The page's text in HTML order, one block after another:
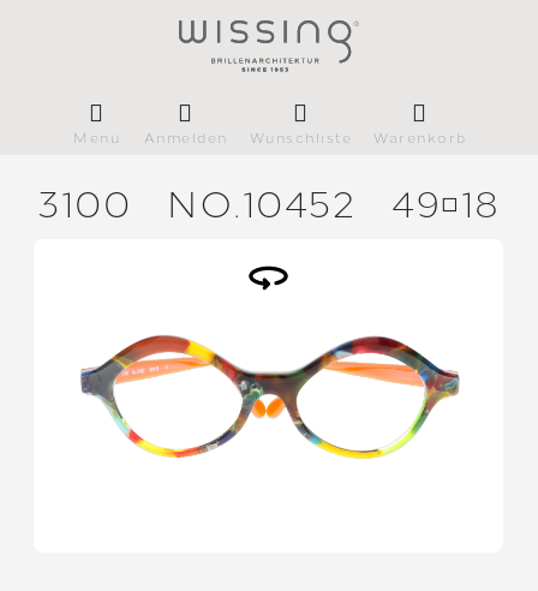
Menü Anmelden Wunschliste Warenkorb
3100 NO.10452 4918